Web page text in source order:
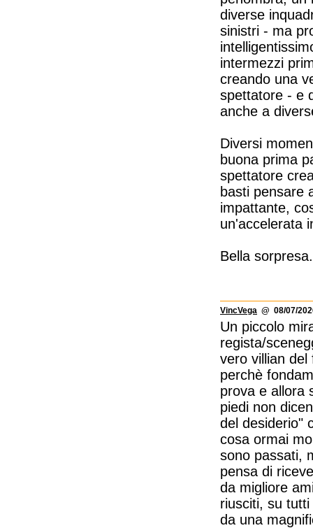
diverse
sinistri - ma
intermezzi
creando una
spettatore - e
anche a
Diversi
buona prima
spettatore
basti pensare
impattante,
un'accelerata
Bella sorpresa.
VincVega @ 08/07/
Un piccolo
regista/
vero villian
perchè
prova e allora
piedi non
del desiderio"
cosa ormai
sono passati,
pensa di
da migliore
riusciti, su
da una